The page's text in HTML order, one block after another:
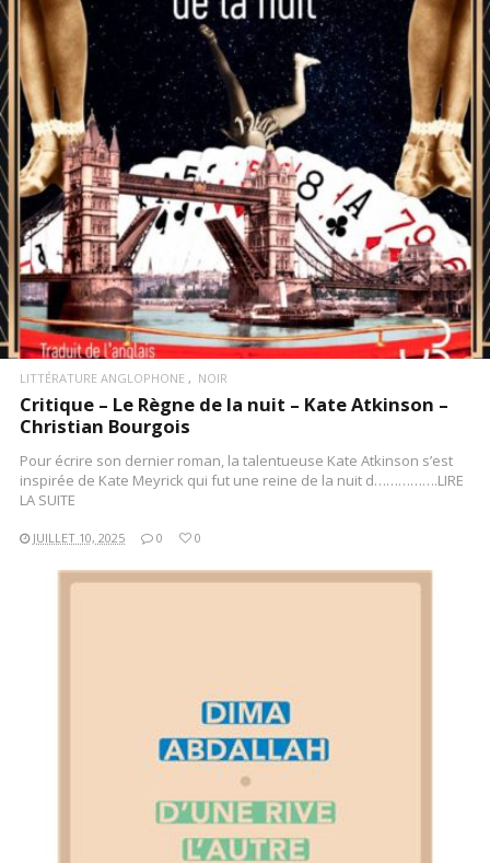
LIRE LA SUITE
LITTÉRATURE ANGLOPHONE NOIR
Critique – Le Règne de la nuit – Kate Atkinson –
Christian Bourgois
Pour écrire son dernier roman, la talentueuse Kate Atkinson s’est
inspirée de Kate Meyrick qui fut une reine de la nuit d…………….LIRE
LA SUITE
JUILLET 10, 2025 0 0
LIRE LA SUITE